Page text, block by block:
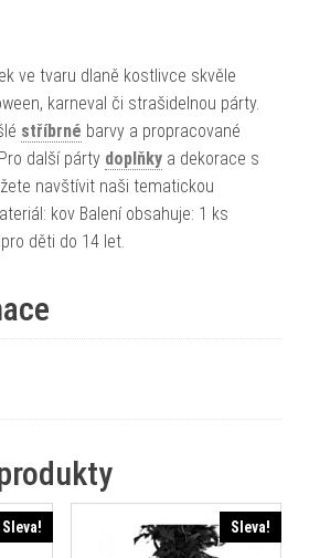
ve tvaru dlaně kostlivce skvěle
karneval či strašidelnou párty.
stříbrné barvy a propracované
další párty doplňky a dekorace s
navštívit naši tematickou
kov Balení obsahuje: 1 ks
děti do 14 let.
Sleva! Sleva!